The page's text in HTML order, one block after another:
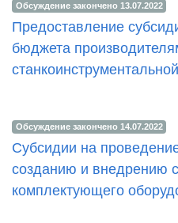
Обсуждение закончено 13.07.2022
Предоставление
бюджета
Обсуждение закончено 14.07.2022
Cубсидии на
созданию и внедрению
комплектующего